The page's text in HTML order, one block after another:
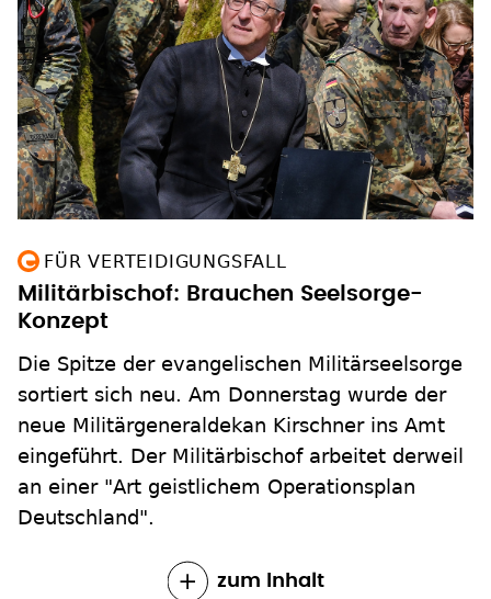
FÜR VERTEIDIGUNGSFALL
Militärbischof: Brauchen Seelsorge-
Konzept
Die Spitze der evangelischen Militärseelsorge
sortiert sich neu. Am Donnerstag wurde der
neue Militärgeneraldekan Kirschner ins Amt
eingeführt. Der Militärbischof arbeitet derweil
an einer "Art geistlichem Operationsplan
Deutschland".
zum Inhalt